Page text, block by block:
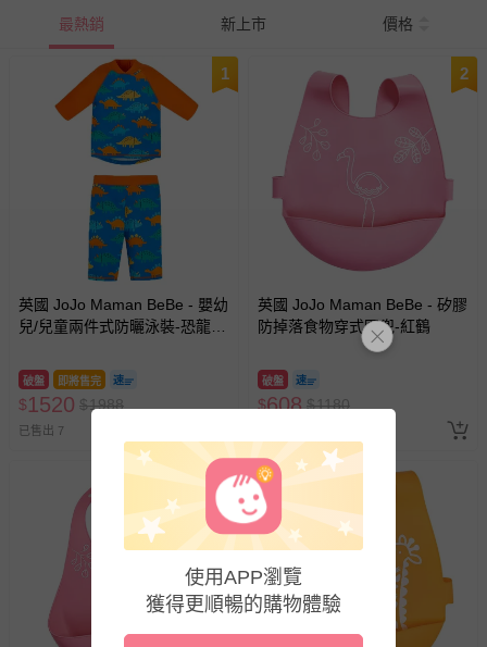
最熱銷 新上市 價格
1
英國 JoJo Maman BeBe - 嬰幼
兒/兒童兩件式防曬泳裝-恐龍圖
破盤 即將售完
$1520 $1988
已售出 7
2
英國 JoJo Maman BeBe - 矽膠
防掉落食物穿式圍兜-紅鶴
破盤
$608 $1180
3
使用APP瀏覽
獲得更順暢的購物體驗